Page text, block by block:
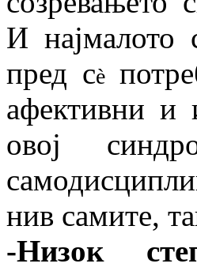
И најмалото
пред сè
афективни и
овој
нив самите,
-Низок